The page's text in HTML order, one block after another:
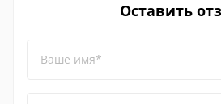
Оставить
Ваше имя*